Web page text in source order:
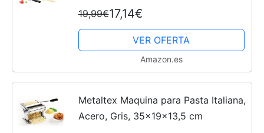
sushi con 8 formas diferentes de
sushi Rollo de arroz Molde...
19,99€17,14€
VER OFERTA
Amazon.es
Metaltex Maquina para Pasta Italiana,
Acero, Gris, 35x19x13,5 cm